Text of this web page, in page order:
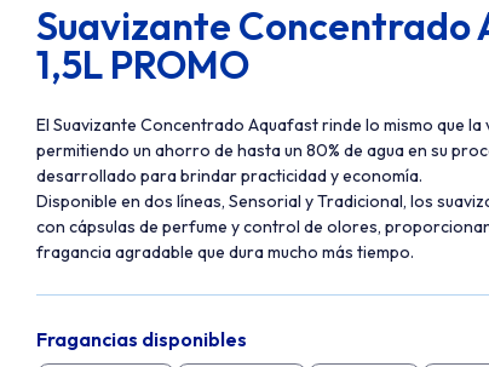
Suavizante Concentrado
1,5L PROMO
El Suavizante Concentrado Aquafast rinde lo mismo que
permitiendo un ahorro de hasta un 80% de agua en su
desarrollado para brindar practicidad y economía.
Disponible en dos líneas, Sensorial y Tradicional, los
con cápsulas de perfume y control de olores,
fragancia agradable que dura mucho más tiempo.
Fragancias disponibles